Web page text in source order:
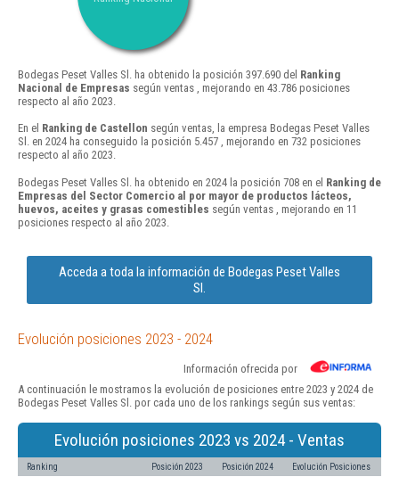
Bodegas Peset Valles Sl. ha obtenido la posición 397.690 del Ranking
Nacional de Empresas según ventas , mejorando en 43.786 posiciones
respecto al año 2023.
En el Ranking de Castellon según ventas, la empresa Bodegas Peset Valles
Sl. en 2024 ha conseguido la posición 5.457 , mejorando en 732 posiciones
respecto al año 2023.
Bodegas Peset Valles Sl. ha obtenido en 2024 la posición 708 en el Ranking de
Empresas del Sector Comercio al por mayor de productos lácteos,
huevos, aceites y grasas comestibles según ventas , mejorando en 11
posiciones respecto al año 2023.
Acceda a toda la información de Bodegas Peset Valles
Sl.
Evolución posiciones 2023 - 2024
Información ofrecida por
A continuación le mostramos la evolución de posiciones entre 2023 y 2024 de
Bodegas Peset Valles Sl. por cada uno de los rankings según sus ventas:
Evolución posiciones 2023 vs 2024 - Ventas
Ranking Posición 2023 Posición 2024 Evolución Posiciones